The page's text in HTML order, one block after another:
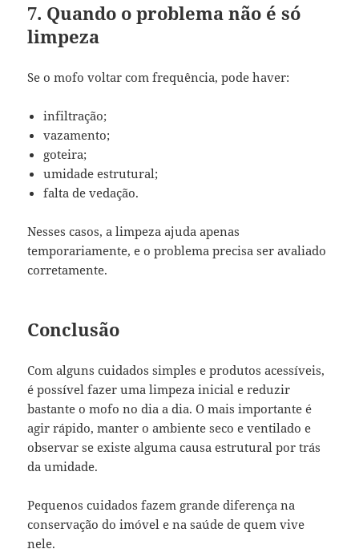
7. Quando o problema não é só
limpeza
Se o mofo voltar com frequência, pode haver:
infiltração;
vazamento;
goteira;
umidade estrutural;
falta de vedação.
Nesses casos, a limpeza ajuda apenas
temporariamente, e o problema precisa ser avaliado
corretamente.
Conclusão
Com alguns cuidados simples e produtos acessíveis,
é possível fazer uma limpeza inicial e reduzir
bastante o mofo no dia a dia. O mais importante é
agir rápido, manter o ambiente seco e ventilado e
observar se existe alguma causa estrutural por trás
da umidade.
Pequenos cuidados fazem grande diferença na
conservação do imóvel e na saúde de quem vive
nele.